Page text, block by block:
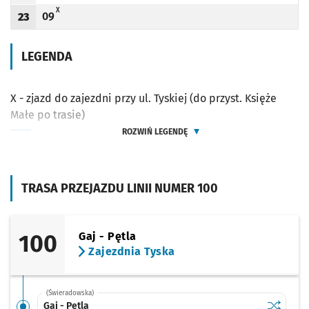
TRASA PRZEJAZDU LINII NUMER 100
100
Gaj - Pętla
Zajezdnia Tyska
(Świeradowska)
Gaj - Pętla Sprawdź
Gaj -
Godzina odjazdu
23
Odjazd
09
minut po godzinie 23
XX - ZJAZD DO ZAJEZDNI PRZY UL. TYSKIEJ (DO PRZYST. KSIĘŻE MAŁE PO TRASIE)
LEGENDA
X - zjazd do zajezdni przy ul. Tyskiej (do przyst. Księże
Małe po trasie)
ROZWIŃ LEGENDĘ